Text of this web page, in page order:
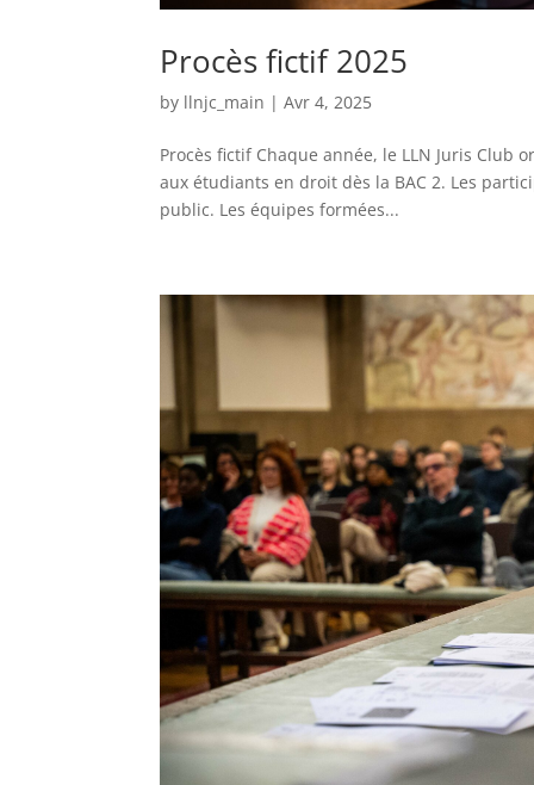
Procès fictif 2025
by llnjc_main |Avr 4, 2025
Procès fictif Chaque année, le LLN Juris
aux étudiants en droit dès la BAC 2. Les
public. Les équipes formées...